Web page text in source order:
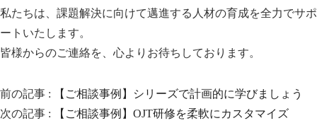
私たちは、課題解決に向けて邁進する人材の育成を全力でサポ
ートいたします。
皆様からのご連絡を、心よりお待ちしております。
前の記事 :
【ご相談事例】シリーズで計画的に学びましょう
次の記事 :
【ご相談事例】OJT研修を柔軟にカスタマイズ